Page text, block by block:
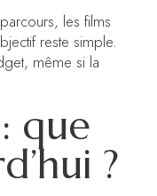
les films
reste simple.
même si la
que
?